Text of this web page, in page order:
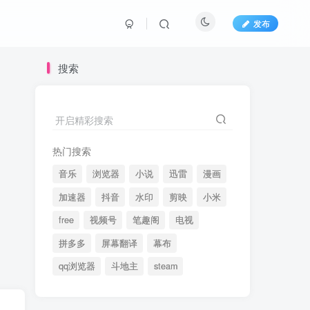
发布
搜索
开启精彩搜索
热门搜索
音乐 浏览器 小说 迅雷
漫画
加速器
抖音 水印 剪映
小米
free
视频号 笔趣阁
电视
拼多多
屏幕翻译
幕布
qq浏览器
斗地主 steam